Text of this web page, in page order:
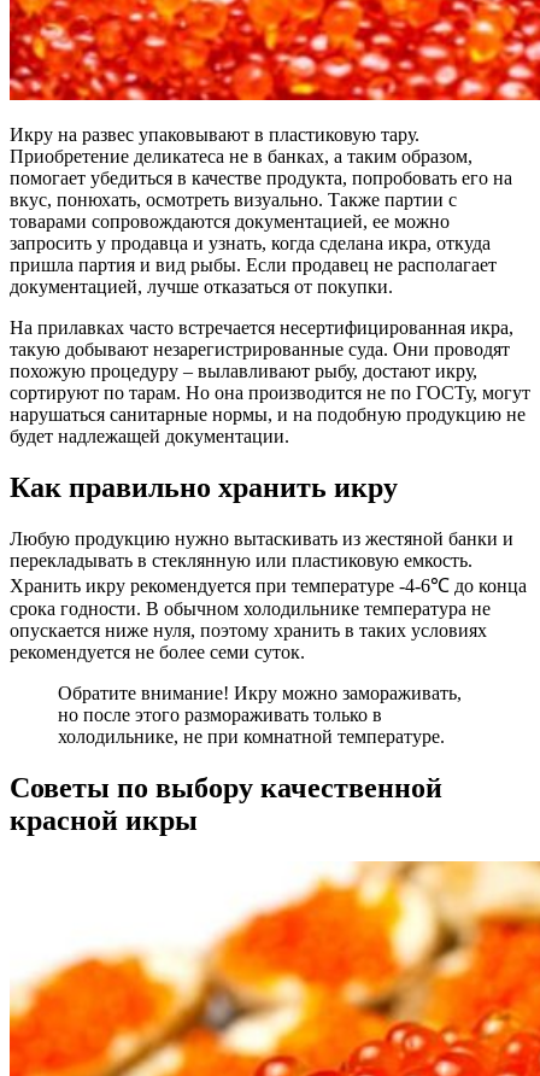
Икру на развес упаковывают в пластиковую тару.
Приобретение деликатеса не в банках, а таким образом,
помогает убедиться в качестве продукта, попробовать его на
вкус, понюхать, осмотреть визуально. Также партии с
товарами сопровождаются документацией, ее можно
запросить у продавца и узнать, когда сделана икра, откуда
пришла партия и вид рыбы. Если продавец не располагает
документацией, лучше отказаться от покупки.
На прилавках часто встречается несертифицированная икра,
такую добывают незарегистрированные суда. Они проводят
похожую процедуру – вылавливают рыбу, достают икру,
сортируют по тарам. Но она производится не по ГОСТу, могут
нарушаться санитарные нормы, и на подобную продукцию не
будет надлежащей документации.
Как правильно хранить икру
Любую продукцию нужно вытаскивать из жестяной банки и
перекладывать в стеклянную или пластиковую емкость.
Хранить икру рекомендуется при температуре -4-6℃ до конца
срока годности. В обычном холодильнике температура не
опускается ниже нуля, поэтому хранить в таких условиях
рекомендуется не более семи суток.
Обратите внимание! Икру можно замораживать,
но после этого размораживать только в
холодильнике, не при комнатной температуре.
Советы по выбору качественной
красной икры